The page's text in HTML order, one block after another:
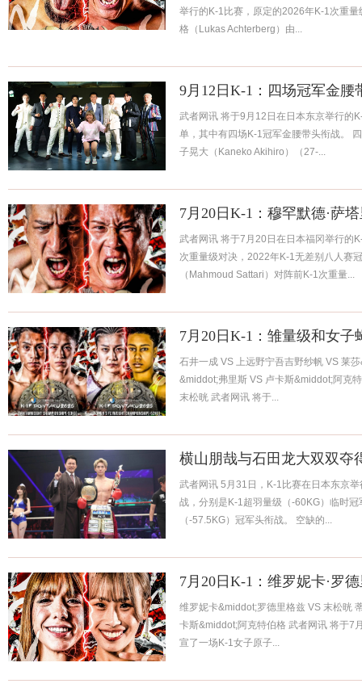
举行的K-1比赛，原定的2026年K-1次重
格（Lukas Achterberg）由...
9月12日K-1：四场冠军金腰
武者网讯 将于9月12日在日本东京举行的
单，其中有四场K-1冠军金腰带头衔战。
子晃大（Kaneko Akihiro）（27-...
7月20日K-1：穆罕默德·萨
武者网讯 将于7月20日在日本福冈举行的
次重量级对决，2022年K-1无差别八人赛
（Mahmoud Sattari）对阵前K-1次重量...
7月20日K-1：雏量级和女子
石井一成 VS 上远野宁吾吉野纱帆 VS 莱
&middot;弗里斯 VS 卢卡斯&middot;阿克
末松晄 武者网讯 将于...
横山朋哉与石田龙大双双夺
武者网讯 5月31日，K-1比赛在日本东京
战，分别是K-1超羽量级（-60KG）临时
（-57.5KG）冠军头衔战。 空缺的...
7月20日K-1：维罗妮卡·罗
维罗妮卡&middot;罗德里格兹 VS 末松晄
卡斯&middot;阿克特伯格 武者网讯 将于7
宣了一场K-1女子原子...